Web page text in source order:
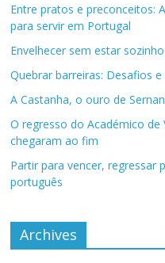
Entre pratos e preconceitos:
para servir em Portugal
Envelhecer sem estar sozinho
Quebrar barreiras: Desafios
A Castanha, o ouro de
O regresso do Académico de
chegaram ao fim
Partir para vencer, regressar
português
Archives